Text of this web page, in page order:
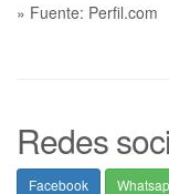
» Fuente: Perfil.com
Redes
Facebook